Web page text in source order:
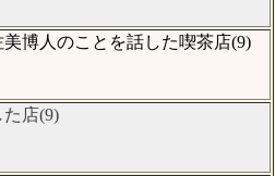
博人のことを話した喫茶店(9)
店(9)